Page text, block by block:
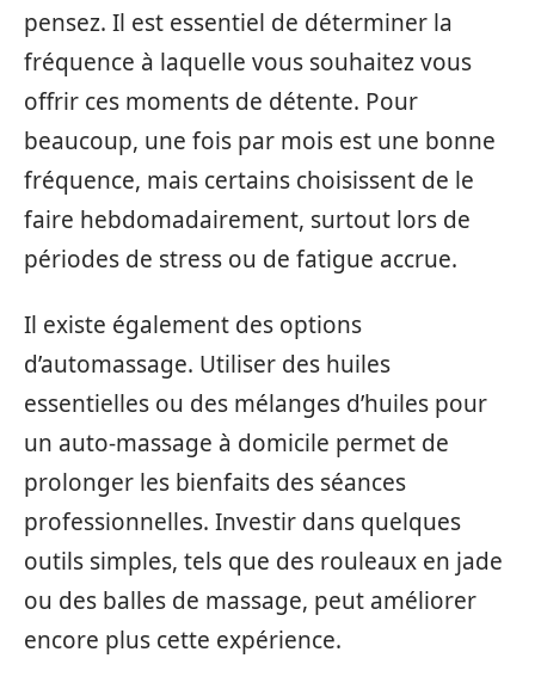
pensez. Il est essentiel de déterminer la
fréquence à laquelle vous souhaitez vous
offrir ces moments de détente. Pour
beaucoup, une fois par mois est une bonne
fréquence, mais certains choisissent de le
faire hebdomadairement, surtout lors de
périodes de stress ou de fatigue accrue.
Il existe également des options
d’automassage. Utiliser des huiles
essentielles ou des mélanges d’huiles pour
un auto-massage à domicile permet de
prolonger les bienfaits des séances
professionnelles. Investir dans quelques
outils simples, tels que des rouleaux en jade
ou des balles de massage, peut améliorer
encore plus cette expérience.